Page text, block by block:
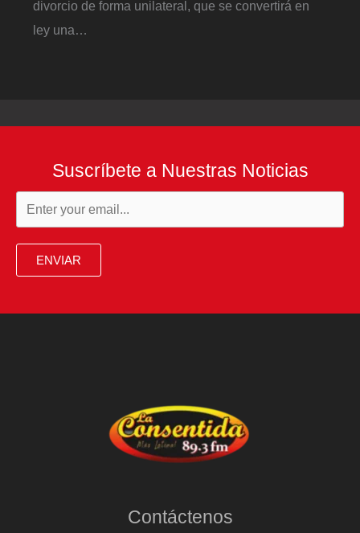
divorcio de forma unilateral, que se convertirá en
ley una…
Suscríbete a Nuestras Noticias
ENVIAR
Contáctenos